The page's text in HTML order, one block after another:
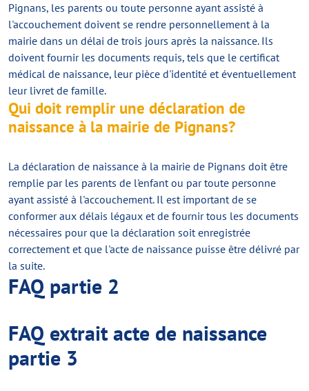
Pignans, les parents ou toute personne ayant assisté à
l'accouchement doivent se rendre personnellement à la
mairie dans un délai de trois jours après la naissance. Ils
doivent fournir les documents requis, tels que le certificat
médical de naissance, leur pièce d'identité et éventuellement
leur livret de famille.
Qui doit remplir une déclaration de
naissance à la mairie de Pignans?
La déclaration de naissance à la mairie de Pignans doit être
remplie par les parents de l'enfant ou par toute personne
ayant assisté à l'accouchement. Il est important de se
conformer aux délais légaux et de fournir tous les documents
nécessaires pour que la déclaration soit enregistrée
correctement et que l'acte de naissance puisse être délivré par
la suite.
FAQ partie 2
FAQ extrait acte de naissance
partie 3